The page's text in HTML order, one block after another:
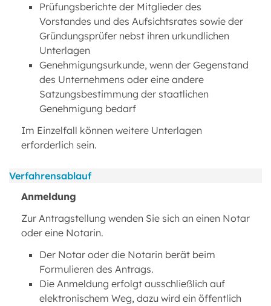
Prüfungsberichte der Mitglieder des
Vorstandes und des Aufsichtsrates sowie der
Gründungsprüfer nebst ihren urkundlichen
Unterlagen
Genehmigungsurkunde, wenn der Gegenstand
des Unternehmens oder eine andere
Satzungsbestimmung der staatlichen
Genehmigung bedarf
Im Einzelfall können weitere Unterlagen
erforderlich sein.
Verfahrensablauf
Anmeldung
Zur Antragstellung wenden Sie sich an einen Notar
oder eine Notarin.
Der Notar oder die Notarin berät beim
Formulieren des Antrags.
Die Anmeldung erfolgt ausschließlich auf
elektronischem Weg, dazu wird ein öffentlich